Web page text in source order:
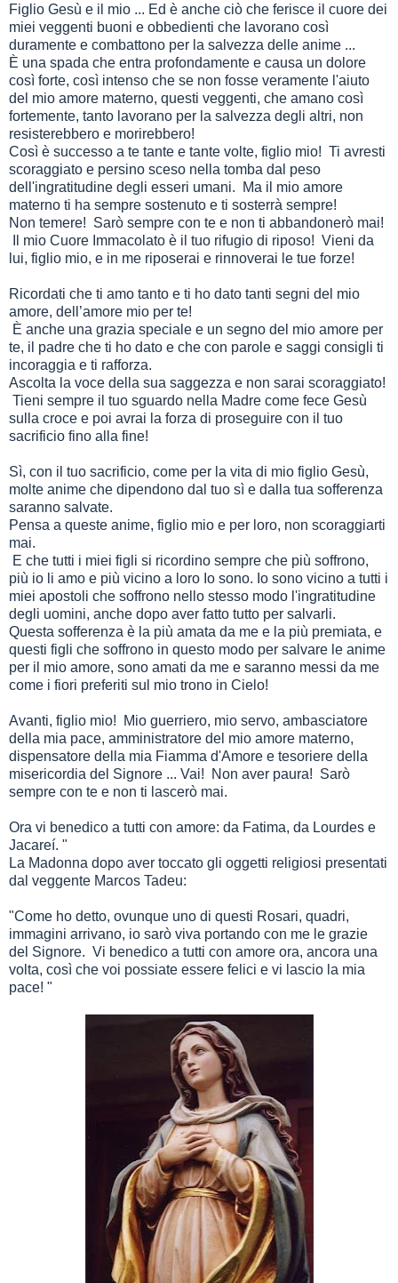
Figlio Gesù e il mio ... Ed è anche ciò che ferisce il cuore dei
miei veggenti buoni e obbedienti che lavorano così
duramente e combattono per la salvezza delle anime ...
È una spada che entra profondamente e causa un dolore
così forte, così intenso che se non fosse veramente l'aiuto
del mio amore materno, questi veggenti, che amano così
fortemente, tanto lavorano per la salvezza degli altri, non
resisterebbero e morirebbero!
Così è successo a te tante e tante volte, figlio mio! Ti avresti
scoraggiato e persino sceso nella tomba dal peso
dell'ingratitudine degli esseri umani. Ma il mio amore
materno ti ha sempre sostenuto e ti sosterrà sempre!
Non temere! Sarò sempre con te e non ti abbandonerò mai!
Il mio Cuore Immacolato è il tuo rifugio di riposo! Vieni da
lui, figlio mio, e in me riposerai e rinnoverai le tue forze!
Ricordati che ti amo tanto e ti ho dato tanti segni del mio
amore, dell’amore mio per te!
È anche una grazia speciale e un segno del mio amore per
te, il padre che ti ho dato e che con parole e saggi consigli ti
incoraggia e ti rafforza.
Ascolta la voce della sua saggezza e non sarai scoraggiato!
Tieni sempre il tuo sguardo nella Madre come fece Gesù
sulla croce e poi avrai la forza di proseguire con il tuo
sacrificio fino alla fine!
Sì, con il tuo sacrificio, come per la vita di mio figlio Gesù,
molte anime che dipendono dal tuo sì e dalla tua sofferenza
saranno salvate.
Pensa a queste anime, figlio mio e per loro, non scoraggiarti
mai.
E che tutti i miei figli si ricordino sempre che più soffrono,
più io li amo e più vicino a loro Io sono. Io sono vicino a tutti i
miei apostoli che soffrono nello stesso modo l'ingratitudine
degli uomini, anche dopo aver fatto tutto per salvarli.
Questa sofferenza è la più amata da me e la più premiata, e
questi figli che soffrono in questo modo per salvare le anime
per il mio amore, sono amati da me e saranno messi da me
come i fiori preferiti sul mio trono in Cielo!
Avanti, figlio mio! Mio guerriero, mio servo, ambasciatore
della mia pace, amministratore del mio amore materno,
dispensatore della mia Fiamma d'Amore e tesoriere della
misericordia del Signore ... Vai! Non aver paura! Sarò
sempre con te e non ti lascerò mai.
Ora vi benedico a tutti con amore: da Fatima, da Lourdes e
Jacareí. "
La Madonna dopo aver toccato gli oggetti religiosi presentati
dal veggente Marcos Tadeu:
"Come ho detto, ovunque uno di questi Rosari, quadri,
immagini arrivano, io sarò viva portando con me le grazie
del Signore. Vi benedico a tutti con amore ora, ancora una
volta, così che voi possiate essere felici e vi lascio la mia
pace! "